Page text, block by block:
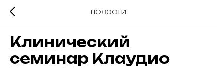
НОВОСТИ
Клинический
семинар Клаудио